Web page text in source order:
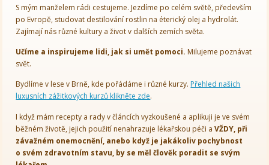
S mým manželem rádi cestujeme. Jezdíme po celém světě, především
po Evropě, studovat destilování rostlin na éterický olej a hydrolát.
Zajímají nás různé kultury a život v dalších zemích světa.
Učíme a inspirujeme lidi, jak si umět pomoci. Milujeme poznávat
svět.
Bydlíme v lese v Brně, kde pořádáme i různé kurzy. Přehled našich
luxusních zážitkových kurzů klikněte zde.
I když mám recepty a rady v článcích vyzkoušené a aplikuji je ve svém
běžném životě, jejich použití nenahrazuje lékařskou péči aVŽDY, při
závažném onemocnění, anebo když je jakákoliv pochybnost
o svém zdravotním stavu, by se měl člověk poradit se svým